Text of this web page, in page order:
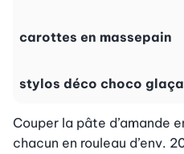
carottes en massepain
stylos déco choco
Couper la pâte d’amande
chacun en rouleau d’env.